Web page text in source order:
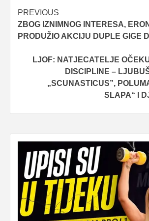
Post
navigation
PREVIOUS
ZBOG IZNIMNOG INTERESA,
PRODUŽIO AKCIJU DUPLE GIGE
LJOF: NATJECATELJE
DISCIPLINE –
„SCUNASTICUS”,
SLAPA“ I